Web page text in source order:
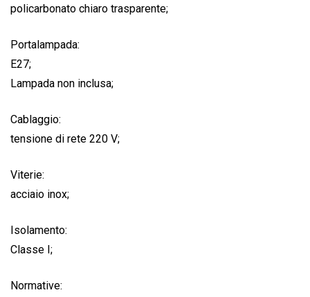
policarbonato chiaro trasparente;
Portalampada:
E27;
Lampada non inclusa;
Cablaggio:
tensione di rete 220 V;
Viterie:
acciaio inox;
Isolamento:
Classe I;
Normative: